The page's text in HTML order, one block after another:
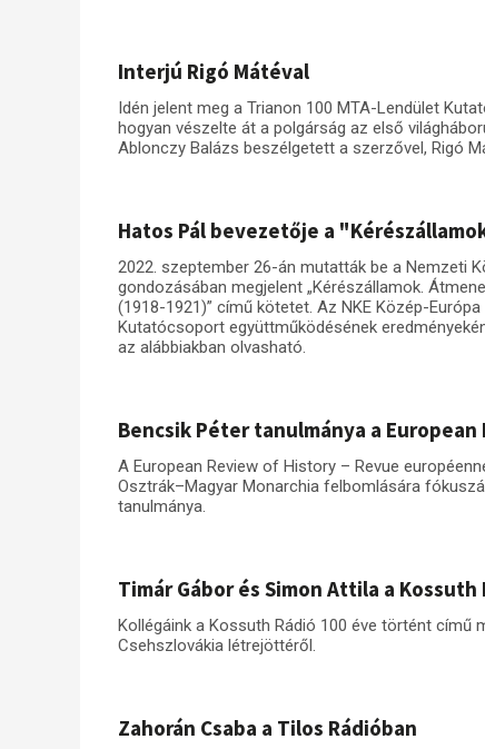
Interjú Rigó Mátéval
Idén jelent meg a Trianon 100 MTA-Lendület
hogyan vészelte át a polgárság az első
Ablonczy Balázs beszélgetett a szerzővel, Rigó
Hatos Pál bevezetője a
2022. szeptember 26-án mutatták be a Nemzeti
gondozásában megjelent „Kérészállamok.
(1918-1921)” című kötetet. Az NKE Közép-
Kutatócsoport együttműködésének
az alábbiakban olvasható.
Bencsik Péter tanulmánya a
A European Review of History – Revue
Osztrák–Magyar Monarchia felbomlására
tanulmánya.
Timár Gábor és Simon Attila a Kossuth
Kollégáink a Kossuth Rádió 100 éve történt
Csehszlovákia létrejöttéről.
Zahorán Csaba a Tilos Rádióban